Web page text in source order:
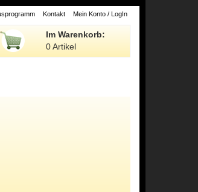
Kontakt Mein Konto / LogIn
Im Warenkorb:
0 Artikel